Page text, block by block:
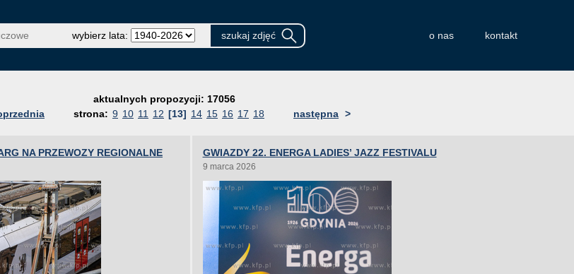
wybierz lata: o nas kontakt
aktualnych propozycji: 17056
strona: 9 10 11 12 [13] 14 15 16 17 18 następna >
NA PRZEWOZY REGIONALNE GWIAZDY 22. ENERGA LADIES’ JAZZ FESTIVALU
9 marca 2026